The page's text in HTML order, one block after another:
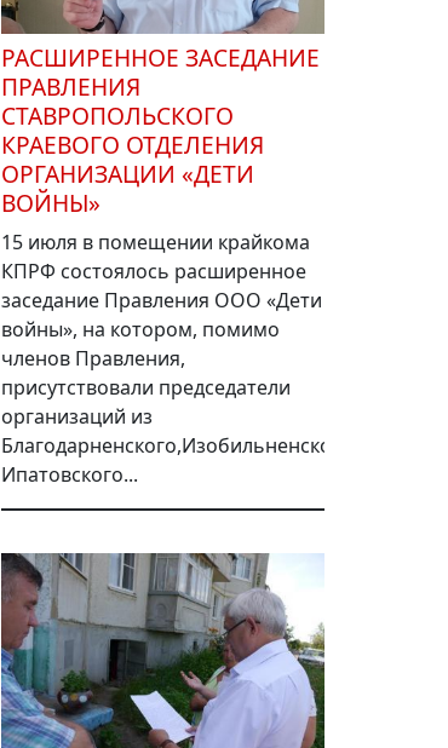
РАСШИРЕННОЕ ЗАСЕДАНИЕ
ПРАВЛЕНИЯ
СТАВРОПОЛЬСКОГО
КРАЕВОГО ОТДЕЛЕНИЯ
ОРГАНИЗАЦИИ «ДЕТИ
ВОЙНЫ»
15 июля в помещении крайкома
КПРФ состоялось расширенное
заседание Правления ООО «Дети
войны», на котором, помимо
членов Правления,
присутствовали председатели
организаций из
Благодарненского,Изобильненского,
Ипатовского...